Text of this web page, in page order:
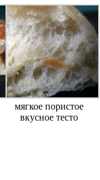
мягкое пористое
вкусное тесто